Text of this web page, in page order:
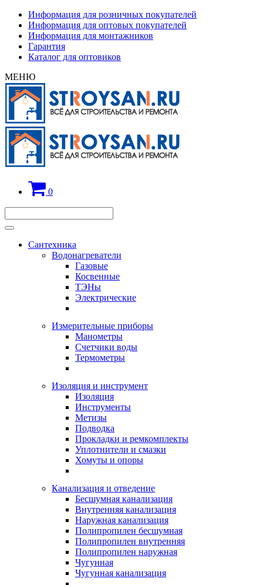
Информация для розничных покупателей
Информация для оптовых покупателей
Информация для монтажников
Гарантия
Каталог для оптовиков
МЕНЮ
0
Сантехника
Водонагреватели
Газовые
Косвенные
ТЭНы
Электрические
Измерительные приборы
Манометры
Счетчики воды
Термометры
Изоляция и инструмент
Изоляция
Инструменты
Метизы
Подводка
Прокладки и ремкомплекты
Уплотнители и смазки
Хомуты и опоры
Канализация и отведение
Бесшумная канализация
Внутренняя канализация
Наружная канализация
Полипропилен бесшумная
Полипропилен внутренняя
Полипропилен наружная
Чугунная
Чугунная канализация